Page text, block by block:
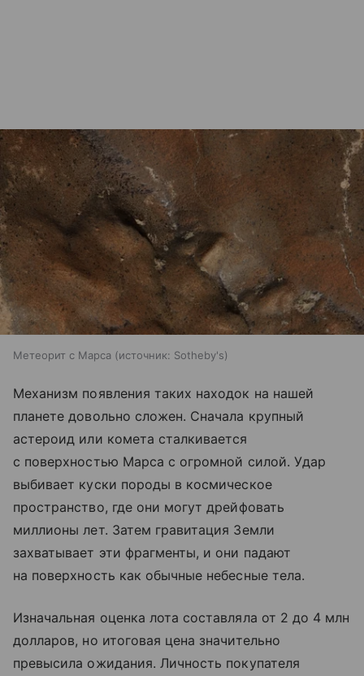
Метеорит с Марса источник: Sotheby's
Механизм появления таких находок на нашей
планете довольно сложен. Сначала крупный
астероид или комета сталкивается
с поверхностью Марса с огромной силой. Удар
выбивает куски породы в космическое
пространство, где они могут дрейфовать
миллионы лет. Затем гравитация Земли
захватывает эти фрагменты, и они падают
на поверхность как обычные небесные тела.
Изначальная оценка лота составляла от 2 до 4 млн
долларов, но итоговая цена значительно
превысила ожидания. Личность покупателя